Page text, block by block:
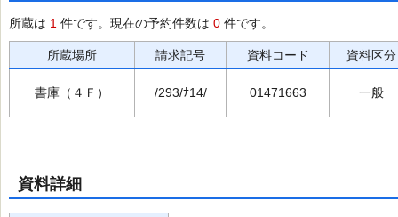
所蔵は 1 件です。現在の予約件数は 0 件です。
所蔵場所 請求記号 資料コード 資料区分
書庫（４Ｆ） /293/ﾅ14/ 01471663 一般
資料詳細